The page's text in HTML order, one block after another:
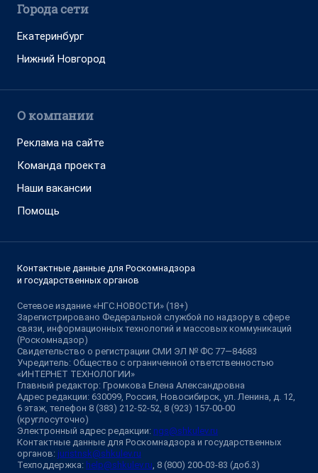
Города сети
Екатеринбург
Нижний Новгород
О компании
Реклама на сайте
Команда проекта
Наши вакансии
Помощь
Контактные данные для Роскомнадзора
и государственных органов
Сетевое издание «НГС.НОВОСТИ» (18+)
Зарегистрировано Федеральной службой по надзору в сфере
связи, информационных технологий и массовых коммуникаций
(Роскомнадзор)
Свидетельство о регистрации СМИ ЭЛ № ФС 77—84683
Учредитель: Общество с ограниченной ответственностью
«ИНТЕРНЕТ ТЕХНОЛОГИИ»
Главный редактор: Громкова Елена Александровна
Адрес редакции: 630099, Россия, Новосибирск, ул. Ленина, д. 12,
6 этаж, телефон 8 (383) 212-52-52, 8 (923) 157-00-00
(круглосуточно)
Электронный адрес редакции: ngs@shkulev.ru
Контактные данные для Роскомнадзора и государственных
органов: juristnsk@shkulev.ru
Техподдержка: help@shkulev.ru, 8 (800) 200-03-83 (доб.3)